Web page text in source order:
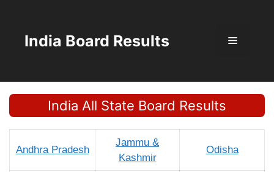
contentIndia Board Results Menu
India All State Board Results
Andhra Pradesh
Jammu &
Kashmir
Odisha